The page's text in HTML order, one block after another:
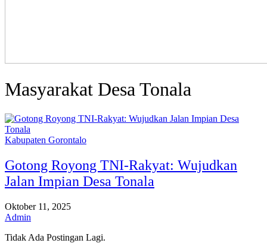
Masyarakat Desa Tonala
Kabupaten Gorontalo
Gotong Royong TNI-Rakyat: Wujudkan
Jalan Impian Desa Tonala
Oktober 11, 2025
Admin
Tidak Ada Postingan Lagi.